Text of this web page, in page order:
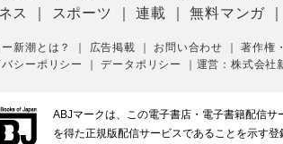
ス
スポーツ ｜連載 ｜無料マンガ
新潮とは？ 広告掲載 お問い合わせ ｜著作権
シーポリシー
｜データポリシー 運営：株式会社
ABJマークは、この電子書店・電子書籍配信
を得た正規版配信サービスであることを示す